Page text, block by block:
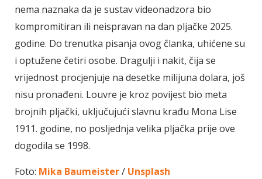
nema naznaka da je sustav videonadzora bio
kompromitiran ili neispravan na dan pljačke 2025.
godine. Do trenutka pisanja ovog članka, uhićene su
i optužene četiri osobe. Dragulji i nakit, čija se
vrijednost procjenjuje na desetke milijuna dolara, još
nisu pronađeni. Louvre je kroz povijest bio meta
brojnih pljački, uključujući slavnu krađu Mona Lise
1911. godine, no posljednja velika pljačka prije ove
dogodila se 1998.
Foto: Mika Baumeister/ Unsplash